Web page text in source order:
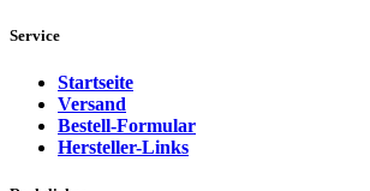
Service
Startseite
Versand
Bestell-Formular
Hersteller-Links